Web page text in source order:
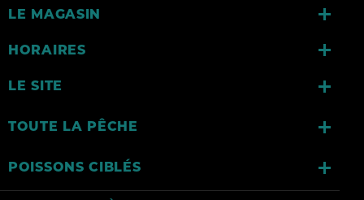
LE MAGASIN 
HORAIRES 
LE SITE 
TOUTE LA PÊCHE 
POISSONS CIBLÉS 